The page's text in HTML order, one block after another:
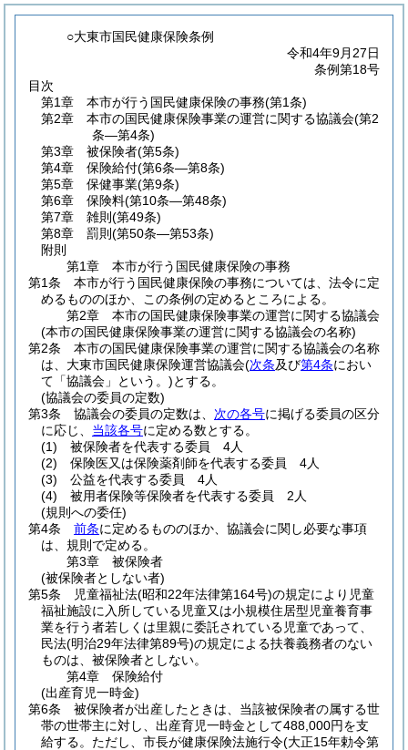
○大東市国民健康保険条例
令和4年9月27日
条例第18号
目次
第1章
本市が行う国民健康保険の事務(第1条)
第2章
本市の国民健康保険事業の運営に関する協議会(第2
条―第4条)
第3章
被保険者(第5条)
第4章
保険給付(第6条―第8条)
第5章
保健事業(第9条)
第6章
保険料(第10条―第48条)
第7章
雑則 (第49条)
第8章
罰則 (第50条―第53条)
附則
第1章
本市が行う国民健康保険の事務
第1条
本市が行う国民健康保険の事務については、法令に定
めるもののほか、この条例の定めるところによる。
第2章
本市の国民健康保険事業の運営に関する協議会
(本市の国民健康保険事業の運営に関する協議会の名称)
第2条
本市の国民健康保険事業の運営に関する協議会の名称
は、大東市国民健康保険運営協議会(次条及び第4条におい
て「協議会」という。)とする。
(協議会の委員の定数)
第3条
協議会の委員の定数は、 次の各号に掲げる委員の区分
に応じ、 当該各号に定める数とする。
(1)
被保険者を代表する委員 4人
(2)
保険医又は保険薬剤師を代表する委員 4人
(3)
公益を代表する委員 4人
(4)
被用者保険等保険者を代表する委員 2人
(規則への委任)
第4条
前条に定めるもののほか、協議会に関し必要な事項
は、規則で定める。
第3章
被保険者
(被保険者としない者)
第5条
児童福祉法(昭和22年法律第164号)の規定により児童
福祉施設に入所している児童又は小規模住居型児童養育事
業を行う者若しくは里親に委託されている児童であって、
民法(明治29年法律第89号)の規定による扶養義務者のない
ものは、被保険者としない。
第4章
保険給付
(出産育児一時金)
第6条
被保険者が出産したときは、当該被保険者の属する世
帯の世帯主に対し、出産育児一時金として488,000円を支
給する。 ただし、市長が健康保険法施行令(大正15年勅令第